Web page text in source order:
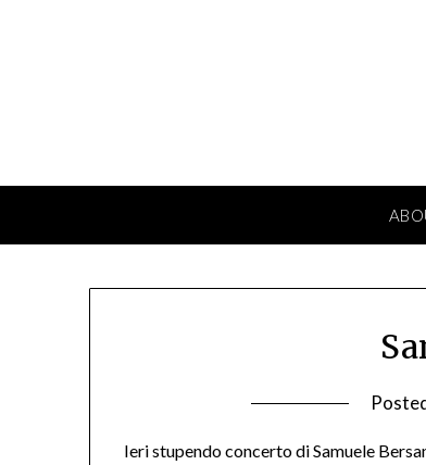
Ieri stupendo concerto di Samuele